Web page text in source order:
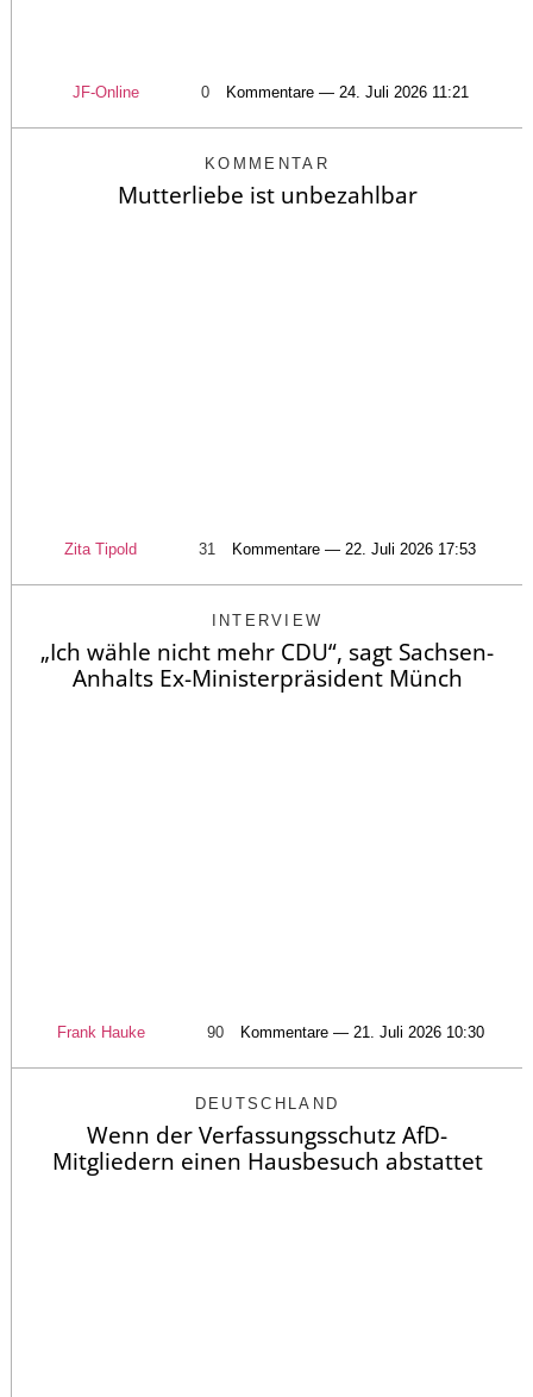
JF-Online 0 Kommentare — 24. Juli 2026 11:21
KOMMENTAR
Mutterliebe ist unbezahlbar
Zita Tipold 31 Kommentare — 22. Juli 2026 17:53
INTERVIEW
„Ich wähle nicht mehr CDU“, sagt Sachsen-
Anhalts Ex-Ministerpräsident Münch
Frank Hauke 90 Kommentare — 21. Juli 2026 10:30
DEUTSCHLAND
Wenn der Verfassungsschutz AfD-
Mitgliedern einen Hausbesuch abstattet